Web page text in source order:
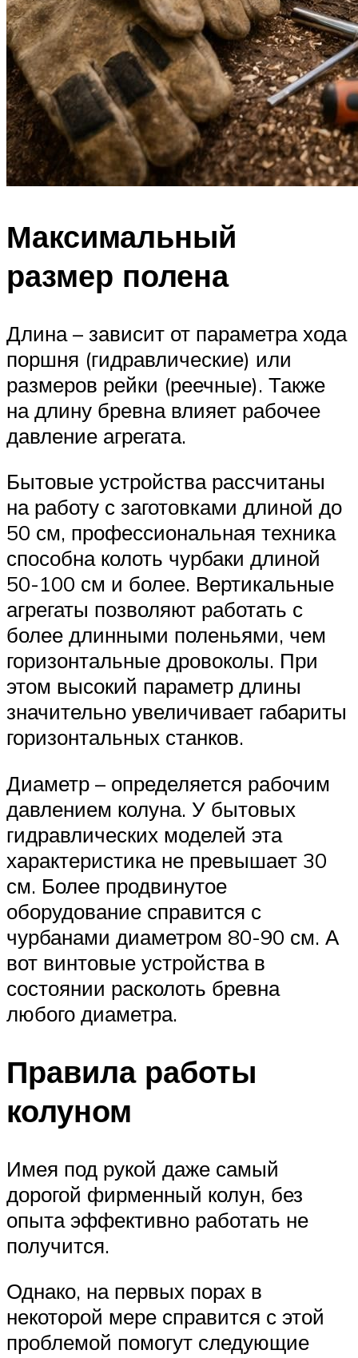
Максимальный
размер полена
Длина – зависит от параметра хода
поршня (гидравлические) или
размеров рейки (реечные). Также
на длину бревна влияет рабочее
давление агрегата.
Бытовые устройства рассчитаны
на работу с заготовками длиной до
50 см, профессиональная техника
способна колоть чурбаки длиной
50-100 см и более. Вертикальные
агрегаты позволяют работать с
более длинными поленьями, чем
горизонтальные дровоколы. При
этом высокий параметр длины
значительно увеличивает габариты
горизонтальных станков.
Диаметр – определяется рабочим
давлением колуна. У бытовых
гидравлических моделей эта
характеристика не превышает 30
см. Более продвинутое
оборудование справится с
чурбанами диаметром 80-90 см. А
вот винтовые устройства в
состоянии расколоть бревна
любого диаметра.
Правила работы
колуном
Имея под рукой даже самый
дорогой фирменный колун, без
опыта эффективно работать не
получится.
Однако, на первых порах в
некоторой мере справится с этой
проблемой помогут следующие